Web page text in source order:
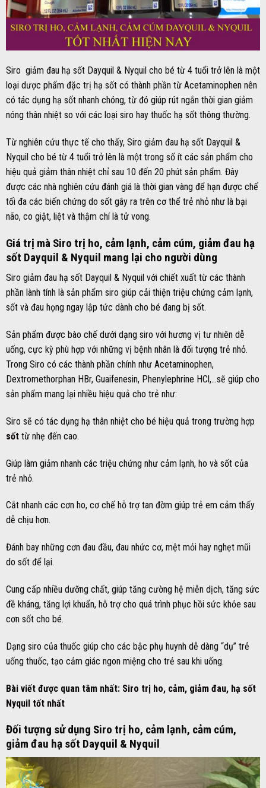
Siro giảm đau hạ sốt Dayquil & Nyquil cho bé từ 4 tuổi trở lên là một
loại dược phẩm đặc trị hạ sốt có thành phần từ Acetaminophen nên
có tác dụng hạ sốt nhanh chóng, từ đó giúp rút ngắn thời gian giảm
nóng thân nhiệt so với các loại siro hay thuốc hạ sốt thông thường.
Từ nghiên cứu thực tế cho thấy, Siro giảm đau hạ sốt Dayquil &
Nyquil cho bé từ 4 tuổi trở lên là một trong số ít các sản phẩm cho
hiệu quả giảm thân nhiệt chỉ sau 10 đến 20 phút sản phẩm. Đây
được các nhà nghiên cứu đánh giá là thời gian vàng để hạn được chế
tối đa các biến chứng do sốt gây ra trên cơ thể trẻ nhỏ như là bại
não, co giật, liệt và thậm chí là tử vong.
Giá trị mà Siro trị ho, cảm lạnh, cảm cúm, giảm đau hạ
sốt Dayquil & Nyquil mang lại cho người dùng
Siro giảm đau hạ sốt Dayquil & Nyquil với chiết xuất từ các thành
phần lành tính là sản phẩm siro giúp cải thiện triệu chứng cảm lạnh,
sốt và đau họng ngay lập tức dành cho bé đang bị sốt.
Sản phẩm được bào chế dưới dạng siro với hương vị tư nhiên dễ
uống, cực kỳ phù hợp với những vị bệnh nhân là đối tượng trẻ nhỏ.
Trong Siro có các thành phần chính như Acetaminophen,
Dextromethorphan HBr, Guaifenesin, Phenylephrine HCl,…sẽ giúp cho
sản phẩm mang lại nhiều hiệu quả cho trẻ như:
Siro sẽ có tác dụng hạ thân nhiệt cho bé hiệu quả trong trường hợp
sốt từ nhẹ đến cao.
Giúp làm giảm nhanh các triệu chứng như cảm lạnh, ho và sốt của
trẻ nhỏ.
Cắt nhanh các cơn ho, cơ chế hỗ trợ tan đờm giúp trẻ em cảm thấy
dễ chịu hơn.
Đánh bay những cơn đau đầu, đau nhức cơ, mệt mỏi hay nghẹt mũi
do sốt để lại.
Cung cấp nhiều dưỡng chất, giúp tăng cường hệ miễn dịch, tăng sức
đề kháng, tăng lợi khuẩn, hỗ trợ cho quá trình phục hồi sức khỏe sau
cơn sốt cho bé.
Dạng siro của thuốc giúp cho các bậc phụ huynh dễ dàng “dụ” trẻ
uống thuốc, tạo cảm giác ngon miệng cho trẻ sau khi uống.
Bài viết được quan tâm nhất: Siro trị ho, cảm, giảm đau, hạ sốt
Nyquil tốt nhất
Đối tượng sử dụng Siro trị ho, cảm lạnh, cảm cúm,
giảm đau hạ sốt Dayquil & Nyquil